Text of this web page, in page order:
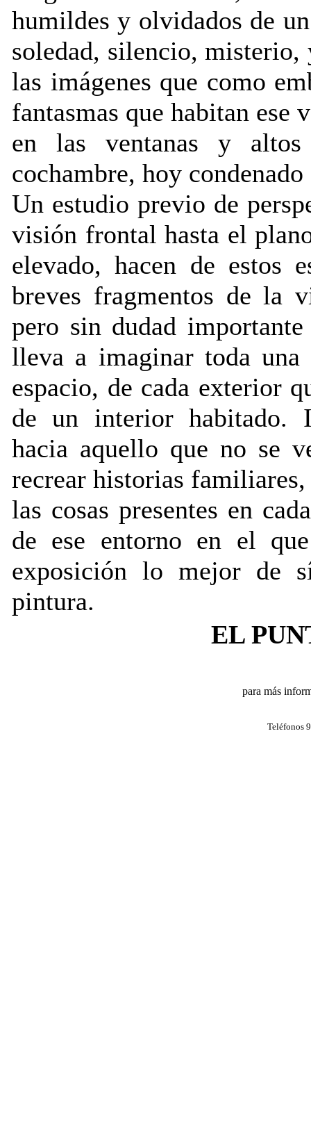
humildes y olvidados de
soledad, silencio, misterio,
las imágenes que como
fantasmas que habitan ese
en las ventanas y
cochambre, hoy
Un estudio previo de
visión frontal hasta el
elevado, hacen de estos
breves fragmentos de la
pero sin dudad
lleva a imaginar toda una
espacio, de cada exterior
de un interior habitado.
hacia aquello que no se
recrear historias
las cosas presentes en
de ese entorno en el
exposición lo mejor de
pintura.
EL
para más
Teléfonos